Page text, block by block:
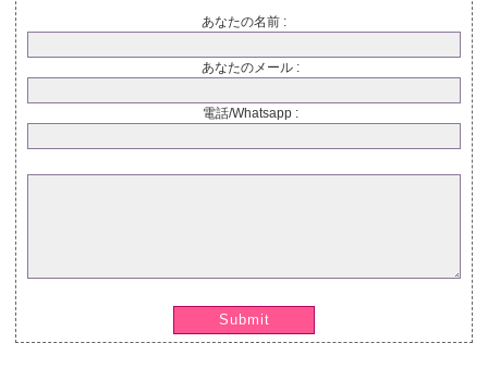
あなたの名前 :
あなたのメール :
電話/Whatsapp :
Submit